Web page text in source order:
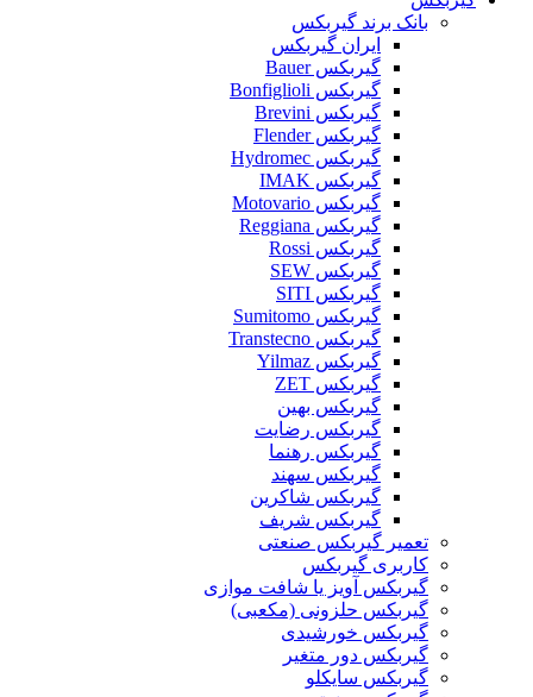
بانک برند گیربکس
ایران گیربکس
گیربکس Bauer
گیربکس Bonfiglioli
گیربکس Brevini
گیربکس Flender
گیربکس Hydromec
گیربکس IMAK
گیربکس Motovario
گیربکس Reggiana
گیربکس Rossi
گیربکس SEW
گیربکس SITI
گیربکس Sumitomo
گیربکس Transtecno
گیربکس Yilmaz
گیربکس ZET
گیربکس بهین
گیربکس رضایت
گیربکس رهنما
گیربکس سهند
گیربکس شاکرین
گیربکس شریف
تعمیر گیربکس صنعتی
کاربری گیربکس
گیربکس آویز یا شافت موازی
گیربکس حلزونی (مکعبی)
گیربکس خورشیدی
گیربکس دور متغیر
گیربکس سایکلو